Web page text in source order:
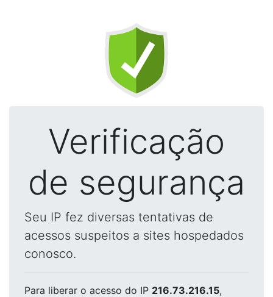
Verificação
de segurança
Seu IP fez diversas tentativas de
acessos suspeitos a sites hospedados
conosco.
Para liberar o acesso do IP 216.73.216.15,